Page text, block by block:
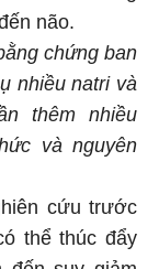
não.
chứng ban
nhiều natri và
thêm nhiều
và nguyên
cứu trước
thể thúc đẩy